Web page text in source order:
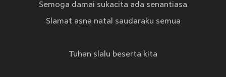
Semoga damai sukacita ada senantiasa
Slamat asna natal saudaraku semua
Tuhan slalu beserta kita